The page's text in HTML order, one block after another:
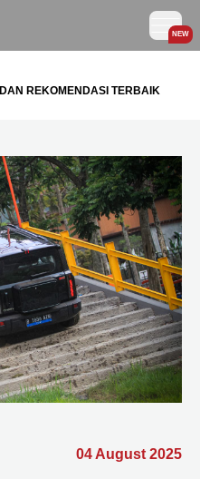
NEW
REKOMENDASI TERBAIK
04 August 2025